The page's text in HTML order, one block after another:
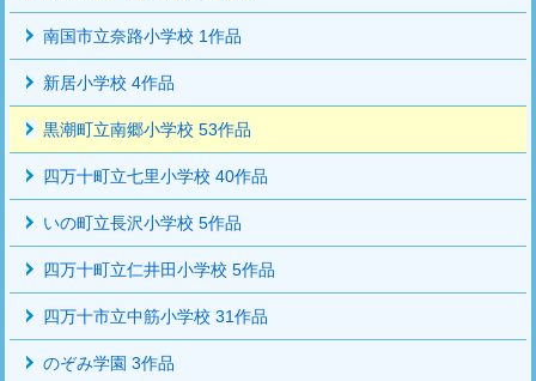
南国市立奈路小学校 1作品
新居小学校 4作品
黒潮町立南郷小学校 53作品
四万十町立七里小学校 40作品
いの町立長沢小学校 5作品
四万十町立仁井田小学校 5作品
四万十市立中筋小学校 31作品
のぞみ学園 3作品